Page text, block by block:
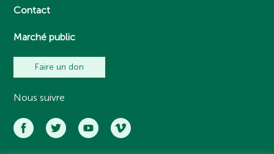
Contact
Marché public
Faire un don
Nous suivre